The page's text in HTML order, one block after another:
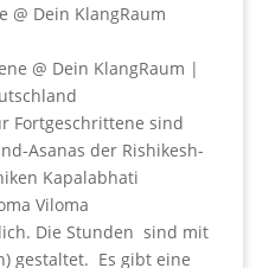
@ Dein KlangRaum
Fortgeschrittene sind
Asanas der Rishikesh-
Kapalabhati
Viloma
Die Stunden sind mit
gestaltet. Es gibt eine